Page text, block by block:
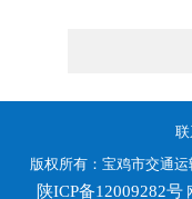
版权所有：宝鸡市交通
陕ICP备12009282号